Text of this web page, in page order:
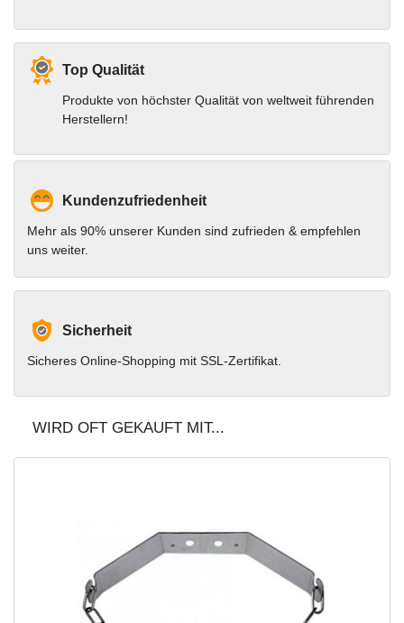
Top Qualität
Produkte von höchster Qualität von weltweit führenden
Herstellern!
Kundenzufriedenheit
Mehr als 90% unserer Kunden sind zufrieden & empfehlen
uns weiter.
Sicherheit
Sicheres Online-Shopping mit SSL-Zertifikat.
WIRD OFT GEKAUFT MIT...